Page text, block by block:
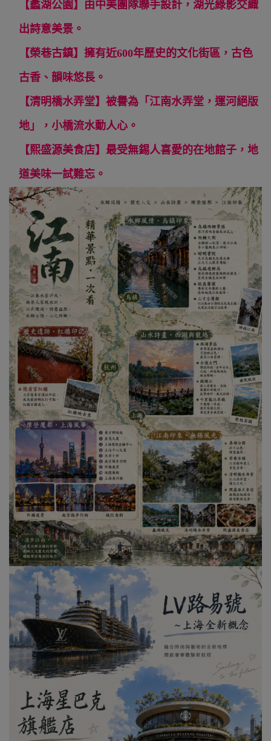
【蠡湖公園】由中美團隊聯手設計，湖光綠影交織
出詩意美景。
【榮巷古鎮】擁有近600年歷史的文化街區，古色
古香、韻味悠長。
【清明橋水弄堂】被譽為「江南水弄堂，運河絕版
地」，小橋流水動人心。
【熙盛源美食店】最受無錫人喜愛的在地館子，地
道美味一試難忘。